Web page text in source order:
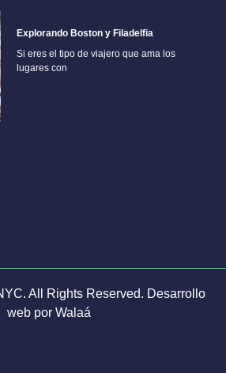
Explorando Boston y Filadelfia
Si eres el tipo de viajero que ama los
lugares con
All Rights Reserved. Desarrollo
web por Walaá